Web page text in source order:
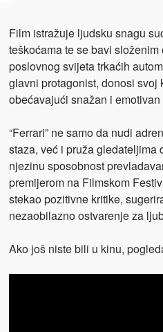
Film istražuje ljudsku snagu
teškoćama te se bavi
poslovnog svijeta trkaćih
glavni protagonist, donosi svoj
obećavajući snažan i
“Ferrari” ne samo da nudi
staza, već i pruža
njezinu sposobnost
premijerom na Filmskom
stekao pozitivne kritike,
nezaobilazno ostvarenje za
Ako još niste bili u kinu,